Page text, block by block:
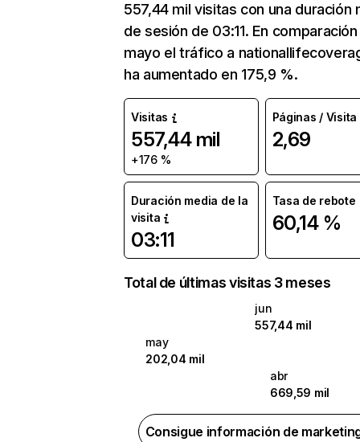
557,44 mil visitas con una duración
de sesión de 03:11. En
mayo el tráfico a
ha aumentado en 175,9 %.
Visitas
557,44 mil
+176 %
Páginas / Visita
2,69
Duración media de la
visita
03:11
Tasa de rebote
60,14 %
Total de últimas visitas 3 meses
jun
557,44 mil
may
202,04 mil
abr
669,59 mil
Consigue información de